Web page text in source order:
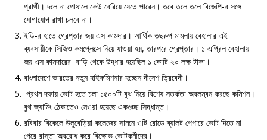
প্রার্থী। দলে না পোষালে কেউ বেরিয়ে যেতে পারেন। তবে তলে তলে বিজেপি-র সঙ্গে
যোগাযোগ রাখা চলবে না।
ইডি-র হাতে গ্রেপ্তার জয় এস কামদার। আর্থিক তছরুপ মামলায় বেহালার এই
ব্যবসায়ীকে সিজিও কমপ্লেক্সে নিয়ে যাওয়া হয়, তারপরে গ্রেপ্তার। ১ এপ্রিল বেহালায়
জয় এস কামদারের বাড়ি থেকে উদ্ধার হয়েছিল ১ কোটি ২০ লক্ষ টাকা।
বাংলাদেশে ভারতের নতুন হাইকমিশনার হচ্ছেন দীনেশ ত্রিবেদী।
প্রথম দফায় ভোট হতে চলা ১৫০০টি বুথ নিয়ে বিশেষ সতর্কতা অবলম্বন করছে কমিশন।
বুথ জ্যামিং ঠেকাতেও নেওয়া হয়েছে একগুচ্ছ সিদ্ধান্ত।
রবিবার বিকেলে উলুবেড়িয়া কলেজের সামনে ওটি রোডে ব্যালট পেপারে ভোট দিতে না
পেরে রাস্তা অবরোধ করে বিক্ষোভ ভোটকর্মীদের।